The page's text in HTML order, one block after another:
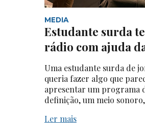
MEDIA
Estudante surda
rádio com ajuda
Uma estudante surda de
queria fazer algo que
apresentar um programa
definição, um meio
Ler mais